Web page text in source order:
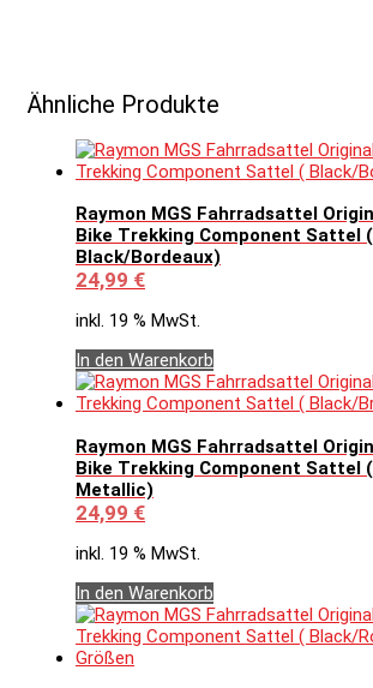
Ähnliche Produkte
Raymon MGS Fahrradsattel
Bike Trekking Component Sattel (
Black/Bordeaux)
24,99 €
inkl. 19 % MwSt.
In den Warenkorb
Raymon MGS Fahrradsattel
Bike Trekking Component Sattel
Metallic)
24,99 €
inkl. 19 % MwSt.
In den Warenkorb